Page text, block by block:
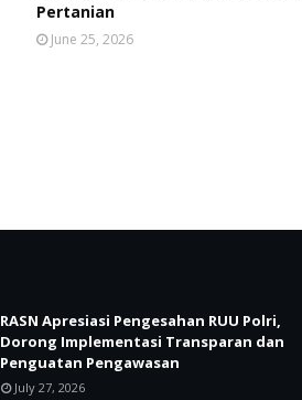
Pertanian
June 25, 2026
RASN Apresiasi Pengesahan RUU Polri,
Dorong Implementasi Transparan dan
Penguatan Pengawasan
July 27, 2026